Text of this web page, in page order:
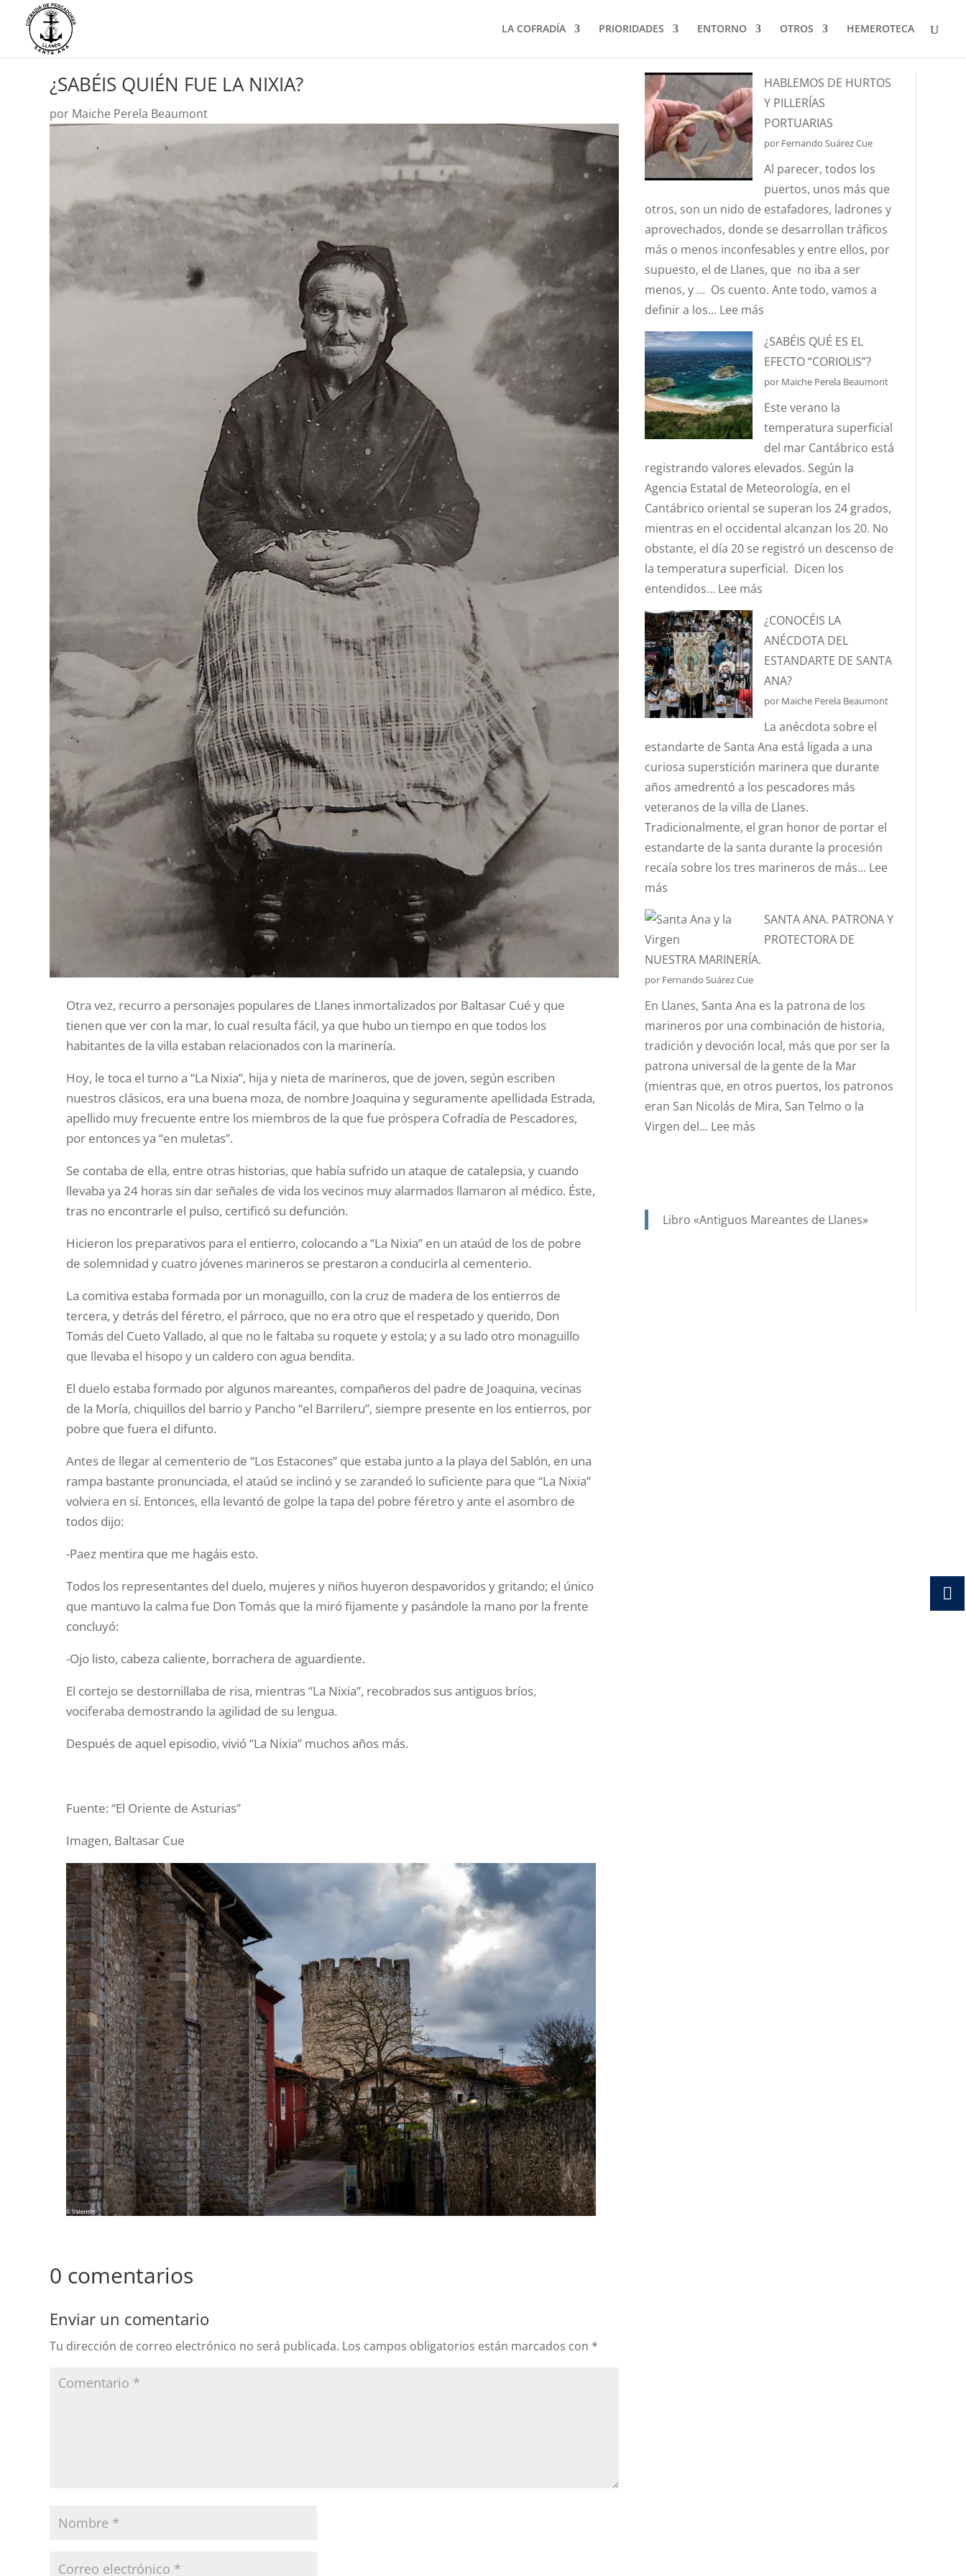
LA COFRADÍA PRIORIDADES ENTORNO OTROS HEMEROTECA
¿SABÉIS QUIÉN FUE LA NIXIA?
por Maiche Perela Beaumont
Otra vez, recurro a personajes populares de Llanes inmortalizados por Baltasar Cué y que
tienen que ver con la mar, lo cual resulta fácil, ya que hubo un tiempo en que todos los
habitantes de la villa estaban relacionados con la marinería.
Hoy, le toca el turno a “La Nixia”, hija y nieta de marineros, que de joven, según escriben
nuestros clásicos, era una buena moza, de nombre Joaquina y seguramente apellidada Estrada,
apellido muy frecuente entre los miembros de la que fue próspera Cofradía de Pescadores,
por entonces ya “en muletas”.
Se contaba de ella, entre otras historias, que había sufrido un ataque de catalepsia, y cuando
llevaba ya 24 horas sin dar señales de vida los vecinos muy alarmados llamaron al médico. Éste,
tras no encontrarle el pulso, certificó su defunción.
Hicieron los preparativos para el entierro, colocando a “La Nixia” en un ataúd de los de pobre
de solemnidad y cuatro jóvenes marineros se prestaron a conducirla al cementerio.
La comitiva estaba formada por un monaguillo, con la cruz de madera de los entierros de
tercera, y detrás del féretro, el párroco, que no era otro que el respetado y querido, Don
Tomás del Cueto Vallado, al que no le faltaba su roquete y estola; y a su lado otro monaguillo
que llevaba el hisopo y un caldero con agua bendita.
El duelo estaba formado por algunos mareantes, compañeros del padre de Joaquina, vecinas
de la Moría, chiquillos del barrio y Pancho “el Barrileru”, siempre presente en los entierros, por
pobre que fuera el difunto.
Antes de llegar al cementerio de “Los Estacones” que estaba junto a la playa del Sablón, en una
rampa bastante pronunciada, el ataúd se inclinó y se zarandeó lo suficiente para que “La Nixia”
volviera en sí. Entonces, ella levantó de golpe la tapa del pobre féretro y ante el asombro de
todos dijo:
-Paez mentira que me hagáis esto.
Todos los representantes del duelo, mujeres y niños huyeron despavoridos y gritando; el único
que mantuvo la calma fue Don Tomás que la miró fijamente y pasándole la mano por la frente
concluyó:
-Ojo listo, cabeza caliente, borrachera de aguardiente.
El cortejo se destornillaba de risa, mientras “La Nixia”, recobrados sus antiguos bríos,
vociferaba demostrando la agilidad de su lengua.
Después de aquel episodio, vivió “La Nixia” muchos años más.
Fuente: “El Oriente de Asturias”
Imagen, Baltasar Cue
0 comentarios
Enviar un comentario
Tu dirección de correo electrónico no será publicada. Los campos obligatorios están marcados con *
HABLEMOS DE HURTOS
Y PILLERÍAS
PORTUARIAS
por Fernando Suárez Cue
Al parecer, todos los
puertos, unos más que
otros, son un nido de estafadores, ladrones y
aprovechados, donde se desarrollan tráficos
más o menos inconfesables y entre ellos, por
supuesto, el de Llanes, que no iba a ser
menos, y … Os cuento. Ante todo, vamos a
definir a los... Lee más
DE
HURTOS
Y
PILLERÍAS
PORTUARIAS
¿SABÉIS QUÉ ES EL
EFECTO “CORIOLIS”?
por Maiche Perela Beaumont
Este verano la
temperatura superficial
del mar Cantábrico está
registrando valores elevados. Según la
Agencia Estatal de Meteorología, en el
Cantábrico oriental se superan los 24 grados,
mientras en el occidental alcanzan los 20. No
obstante, el día 20 se registró un descenso de
la temperatura superficial. Dicen los
entendidos... Lee más
QUÉ
ES
EL
EFECTO
“CORIOLIS”?
¿CONOCÉIS LA
ANÉCDOTA DEL
ESTANDARTE DE SANTA
ANA?
por Maiche Perela Beaumont
La anécdota sobre el
estandarte de Santa Ana está ligada a una
curiosa superstición marinera que durante
años amedrentó a los pescadores más
veteranos de la villa de Llanes.
Tradicionalmente, el gran honor de portar el
estandarte de la santa durante la procesión
recaía sobre los tres marineros de más... Lee
más
LA
ANÉCDOTA
DEL
ESTANDARTE
DE
SANTA
ANA?
SANTA ANA. PATRONA Y
PROTECTORA DE
NUESTRA MARINERÍA.
por Fernando Suárez Cue
En Llanes, Santa Ana es la patrona de los
marineros por una combinación de historia,
tradición y devoción local, más que por ser la
patrona universal de la gente de la Mar
(mientras que, en otros puertos, los patronos
eran San Nicolás de Mira, San Telmo o la
Virgen del... Lee más
PROTECTORA
Libro «Antiguos Mareantes de Llanes»